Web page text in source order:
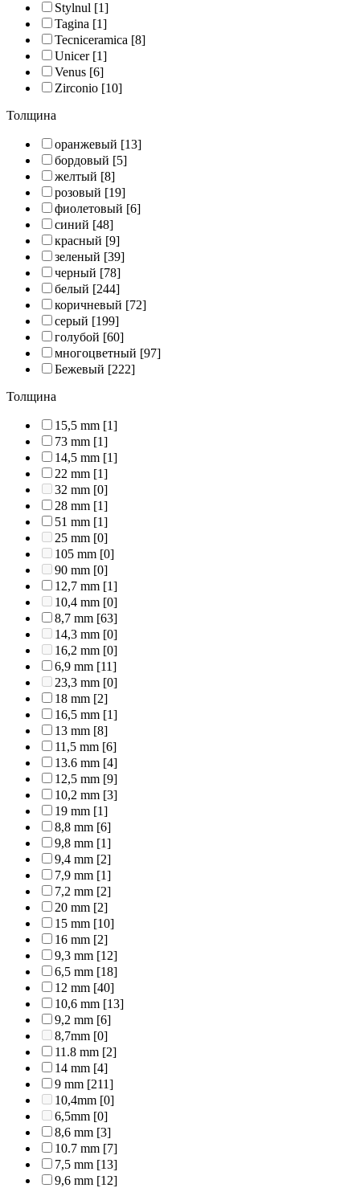
Stylnul [1]
Tagina [1]
Tecniceramica [8]
Unicer[1]
Venus [6]
Zirconio [10]
Толщина
оранжевый [13]
бордовый [5]
желтый [8]
розовый [19]
фиолетовый [6]
синий [48]
красный [9]
зеленый [39]
черный [78]
белый [244]
коричневый [72]
серый [199]
голубой [60]
многоцветный [97]
Бежевый [222]
Толщина
15,5 mm [1]
73 mm [1]
14,5 mm [1]
22 mm [1]
32 mm [0]
28 mm [1]
51 mm [1]
25 mm [0]
105 mm [0]
90 mm [0]
12,7 mm [1]
10,4 mm [0]
8,7 mm [63]
14,3 mm [0]
16,2 mm [0]
6,9 mm [11]
23,3 mm [0]
18 mm [2]
16,5 mm [1]
13 mm [8]
11,5 mm [6]
13.6 mm [4]
12,5 mm [9]
10,2 mm [3]
19 mm [1]
8,8 mm [6]
9,8 mm [1]
9,4 mm [2]
7,9 mm [1]
7,2 mm [2]
20 mm [2]
15 mm [10]
16 mm [2]
9,3 mm [12]
6,5 mm [18]
12 mm [40]
10,6 mm [13]
9,2 mm [6]
8,7mm [0]
11.8 mm [2]
14 mm [4]
9 mm [211]
10,4mm [0]
6,5mm [0]
8,6 mm [3]
10.7 mm [7]
7,5 mm [13]
9,6 mm [12]